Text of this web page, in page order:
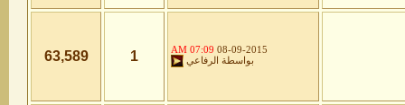
08-09-2015
07:09 AM
بواسطة
الرفاعي 1
63,589